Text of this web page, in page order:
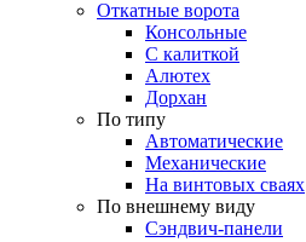
Откатные ворота
Консольные
С калиткой
Алютех
Дорхан
По типу
Автоматические
Механические
На винтовых сваях
По внешнему виду
Сэндвич-панели